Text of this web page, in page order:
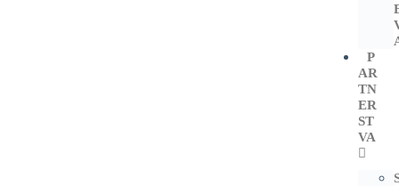
P
AR
TN
ER
ST
VA